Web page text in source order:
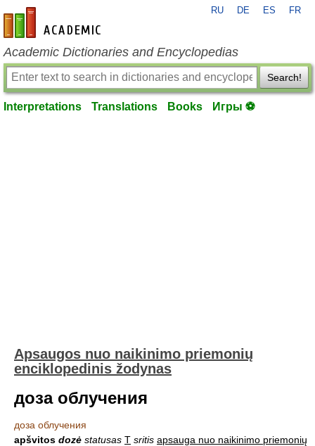
en-academic.com
RU DE ES FR
Academic Dictionaries and Encyclopedias
Search!
Interpretations Translations Books Игры ⚽
Apsaugos nuo naikinimo priemonių
enciklopedinis žodynas
доза облучения
доза облучения
apšvitos dozė statusas T sritis apsauga nuo naikinimo priemonių